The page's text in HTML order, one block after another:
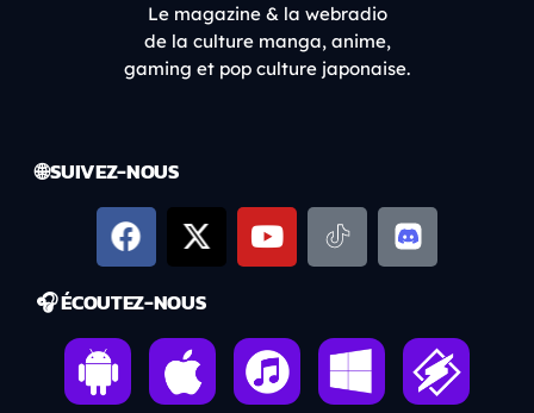
Le magazine & la webradio
de la culture manga, anime,
gaming et pop culture japonaise.
🌐 SUIVEZ-NOUS
🎧 ÉCOUTEZ-NOUS